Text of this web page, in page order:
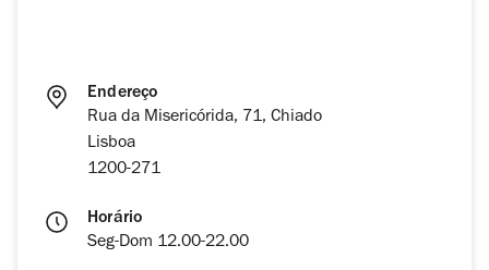
Endereço
Rua da Misericórida, 71, Chiado
Lisboa
1200-271
Horário
Seg-Dom 12.00-22.00